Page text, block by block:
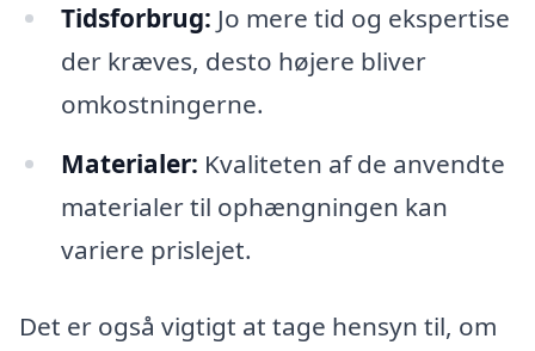
Tidsforbrug: Jo mere tid og ekspertise
der kræves, desto højere bliver
omkostningerne.
Materialer: Kvaliteten af de anvendte
materialer til ophængningen kan
variere prislejet.
Det er også vigtigt at tage hensyn til, om